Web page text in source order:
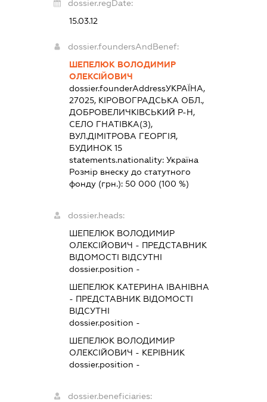
dossier.regDate:
15.03.12
dossier.foundersAndBenef:
ШЕПЕЛЮК ВОЛОДИМИР
ОЛЕКСІЙОВИЧ
dossier.founderAddressУКРАЇНА,
27025, КІРОВОГРАДСЬКА ОБЛ.,
ДОБРОВЕЛИЧКІВСЬКИЙ Р-Н,
СЕЛО ГНАТІВКА(З),
ВУЛ.ДІМІТРОВА ГЕОРГІЯ,
БУДИНОК 15
statements.nationality: Україна
Розмір внеску до статутного
фонду (грн.): 50 000 (100 %)
dossier.heads:
ШЕПЕЛЮК ВОЛОДИМИР
ОЛЕКСІЙОВИЧ - ПРЕДСТАВНИК
ВІДОМОСТІ ВІДСУТНІ
dossier.position -
ШЕПЕЛЮК КАТЕРИНА ІВАНІВНА
- ПРЕДСТАВНИКВІДОМОСТІ
ВІДСУТНІ
dossier.position -
ШЕПЕЛЮК ВОЛОДИМИР
ОЛЕКСІЙОВИЧ - КЕРІВНИК
dossier.position -
dossier.beneficiaries: